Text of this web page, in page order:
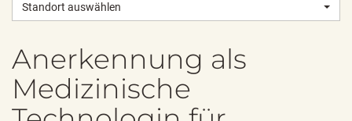
o
Standort auswählen
Anerkennung als
Medizinische